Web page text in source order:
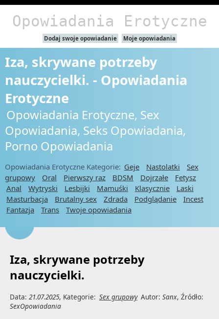
Opowiadania Erotyczne
Dodaj swoje opowiadanie Moje opowiadania
Iza, skrywane potrzeby
nauczycielki. - Opowiadania
Erotyczne
Opowiadania Erotyczne, Sex
Opowiadania, Seks Opowiadania,
Porno Opowiadania
Opowiadania Erotyczne Kategorie: Geje Nastolatki
Sex
grupowy
Oral Pierwszy raz BDSM Dojrzałe
Fetysz
Anal
Wytryski Lesbijki Mamuśki Klasycznie
Laski
Masturbacja
Brutalny sex Zdrada Podglądanie
Incest
Fantazja
Trans Twoje opowiadania
Iza, skrywane potrzeby
nauczycielki.
Data: 21.07.2025, Kategorie: Sex grupowy Autor: Sanx, Źródło:
SexOpowiadania